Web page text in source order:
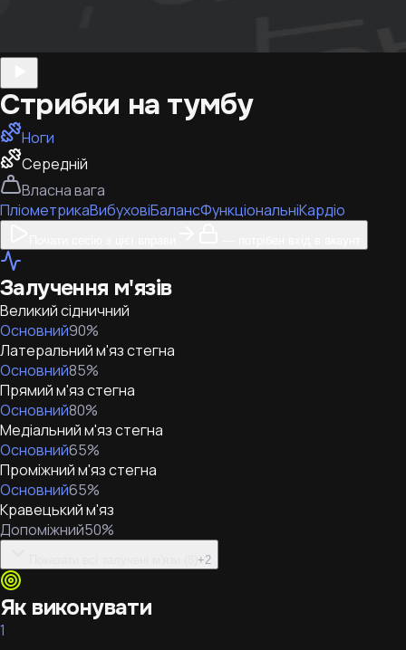
Стрибки на тумбу
Ноги
Середній
Власна вага
ПліометрикаВибуховіБалансФункціональніКардіо
Залучення м'язів
Великий сідничний
Основний90%
Латеральний м'яз стегна
Основний85%
Прямий м'яз стегна
Основний80%
Медіальний м'яз стегна
Основний65%
Проміжний м'яз стегна
Основний65%
Кравецький м'яз
Допоміжний50%
+2
Як виконувати
1